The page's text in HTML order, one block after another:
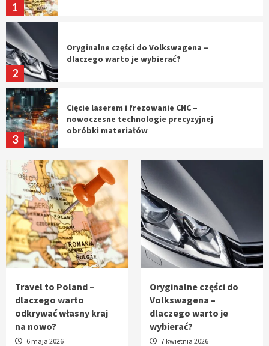
1
2
Oryginalne części do Volkswagena –
dlaczego warto je wybierać?
3
Cięcie laserem i frezowanie CNC –
nowoczesne technologie precyzyjnej
obróbki materiałów
4
Czy sztuczna inteligencja wyprze pracę
geodety w przyszłości?
5
Tworzenie aplikacji internetowych – jak
powstają nowoczesne rozwiązania cyfrowe
1
Travel to Poland – dlaczego warto odkrywać
własny kraj na nowo?
Travel to Poland –
dlaczego warto
odkrywać własny kraj
na nowo?
6 maja 2026
Oryginalne części do
Volkswagena –
dlaczego warto je
wybierać?
7 kwietnia 2026